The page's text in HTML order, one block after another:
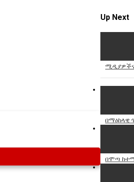
Up Next
ሚዲያዎችና
በማዕከላዊ
በሞጣ
Report